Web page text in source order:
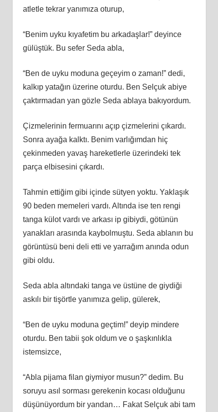
atletle tekrar yanımıza oturup,
“Benim uyku kıyafetim bu arkadaşlar!” deyince
gülüştük. Bu sefer Seda abla,
“Ben de uyku moduna geçeyim o zaman!” dedi,
kalkıp yatağın üzerine oturdu. Ben Selçuk abiye
çaktırmadan yan gözle Seda ablaya bakıyordum.
Çizmelerinin fermuarını açıp çizmelerini çıkardı.
Sonra ayağa kalktı. Benim varlığımdan hiç
çekinmeden yavaş hareketlerle üzerindeki tek
parça elbisesini çıkardı.
Tahmin ettiğim gibi içinde sütyen yoktu. Yaklaşık
90 beden memeleri vardı. Altında ise ten rengi
tanga külot vardı ve arkası ip gibiydi, götünün
yanakları arasında kaybolmuştu. Seda ablanın bu
görüntüsü beni deli etti ve yarrağım anında odun
gibi oldu.
Seda abla altındaki tanga ve üstüne de giydiği
askılı bir tişörtle yanımıza gelip, gülerek,
“Ben de uyku moduna geçtim!” deyip mindere
oturdu. Ben tabii şok oldum ve o şaşkınlıkla
istemsizce,
“Abla pijama filan giymiyor musun?” dedim. Bu
soruyu asıl sorması gerekenin kocası olduğunu
düşünüyordum bir yandan… Fakat Selçuk abi tam